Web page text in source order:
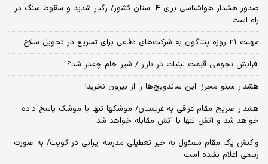
صدور هشدار هواشناسی برای ۴ استان کشور/ رگبار شدید و سقوط سنگ در
راه است
مهلت ۲۱ روزه پنتاگون به شرکت‌های دفاعی برای تسریع در تحویل سلاح
افزایش نجومی قیمت لبنیات در بازار / شیر خام چقدر شد؟
هشدار مینو محرز؛ این ساندویچ‌ها را از بیرون نخرید!
هشدار صریح مقام عراقی به عربستان/ موشکها تنها با موشک پاسخ داده
خواهد شد و آتش تنها با آتش مقابله خواهد شد
واکنش یک مقام مسئول به خبر تعطیلی مدرسه ایرانی در کویت/ به صورت
رسمی اعلام نشده است